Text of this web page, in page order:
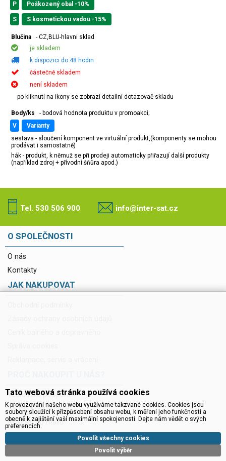
P Poškozený obal -10%
S S kosmetickou vadou -15%
Blučina
- CZ,BLU-hlavni sklad
je skladem
k dispozici do 48 hodin
částečně skladem
není skladem
po kliknutí na ikony se zobrazí detailní dotazovač skladu
Body/ks
- bodová hodnota produktu v promoakci;
v
varianty
sestava - sloučení komponent ve virtuální produkt,(komponenty se mohou
prodávat i samostatně)
hák - produkt, k němuž se při prodeji automaticky přiřazují další produkty
(například zdroj + přívodní šňůra apod.)
Tel. 530 506 900 info@inter-sat.cz
O SPOLEČNOSTI
O nás
Kontakty
JAK NAKUPOVAT
Technická podpora
Servis a reklamace
Novinky do mailu
Tato webová stránka používá cookies
K provozování našeho webu využíváme takzvané cookies. Cookies jsou
soubory sloužící k přizpůsobení obsahu webu, k měření jeho funkčnosti a
obecně k zajištění vaší maximální spokojenosti. Dejte nám vědět o svých
preferencích.
Povolit výběr
Povolit všechny cookies